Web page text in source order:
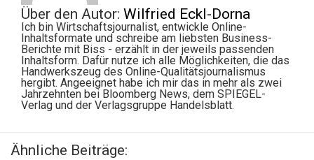
Über den Autor: Wilfried Eckl-Dorna
Ich bin Wirtschaftsjournalist, entwickle Online-
Inhaltsformate und schreibe am liebsten Business-
Berichte mit Biss - erzählt in der jeweils passenden
Inhaltsform. Dafür nutze ich alle Möglichkeiten, die das
Handwerkszeug des Online-Qualitätsjournalismus
hergibt. Angeeignet habe ich mir das in mehr als zwei
Jahrzehnten bei Bloomberg News, dem SPIEGEL-
Verlag und der Verlagsgruppe Handelsblatt.
Ähnliche Beiträge: